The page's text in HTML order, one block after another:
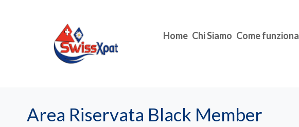
Home Chi Siamo Come funziona
Area Riservata Black Member